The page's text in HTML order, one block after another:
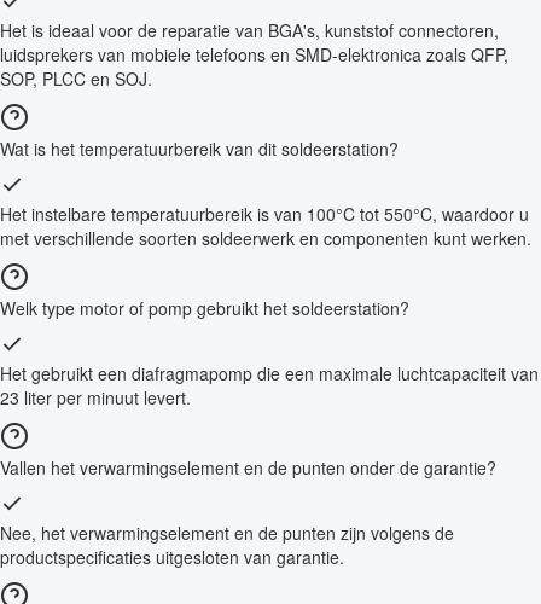
Het is ideaal voor de reparatie van BGA's, kunststof connectoren,
luidsprekers van mobiele telefoons en SMD-elektronica zoals QFP,
SOP, PLCC en SOJ.
Wat is het temperatuurbereik van dit soldeerstation?
Het instelbare temperatuurbereik is van 100°C tot 550°C, waardoor u
met verschillende soorten soldeerwerk en componenten kunt werken.
Welk type motor of pomp gebruikt het soldeerstation?
Het gebruikt een diafragmapomp die een maximale luchtcapaciteit van
23 liter per minuut levert.
Vallen het verwarmingselement en de punten onder de garantie?
Nee, het verwarmingselement en de punten zijn volgens de
productspecificaties uitgesloten van garantie.